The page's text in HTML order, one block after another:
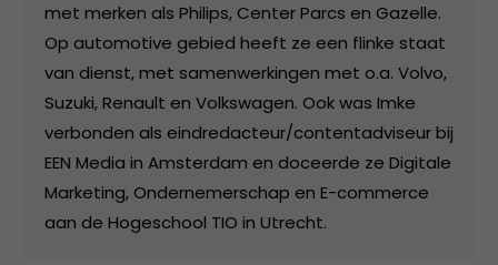
met merken als Philips, Center Parcs en Gazelle.
Op automotive gebied heeft ze een flinke staat
van dienst, met samenwerkingen met o.a. Volvo,
Suzuki, Renault en Volkswagen. Ook was Imke
verbonden als eindredacteur/contentadviseur bij
EEN Media in Amsterdam en doceerde ze Digitale
Marketing, Ondernemerschap en E-commerce
aan de Hogeschool TIO in Utrecht.